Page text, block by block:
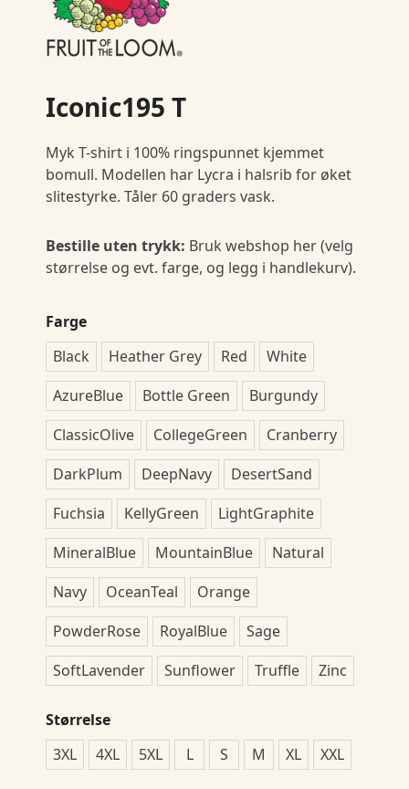
Iconic195 T
Myk T-shirt i 100% ringspunnet kjemmet
bomull. Modellen har Lycra i halsrib for øket
slitestyrke. Tåler 60 graders vask.
Bestille uten trykk: Bruk webshop her (velg
størrelse og evt. farge, og legg i handlekurv).
Farge
Black
Heather Grey Red
White
AzureBlue
Bottle Green
Burgundy
ClassicOlive
CollegeGreen
Cranberry
DarkPlum
DeepNavy
DesertSand
Fuchsia
KellyGreen
LightGraphite
MineralBlue
MountainBlue
Natural
Navy
OceanTeal
Orange
PowderRose
RoyalBlue
Sage
SoftLavender
Sunflower Truffle Zinc
Størrelse
3XL
4XL 5XL L S M XL XXL